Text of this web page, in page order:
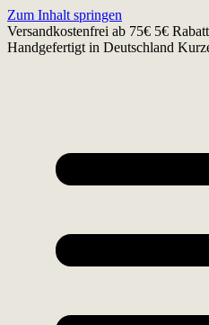
Zum Inhalt springen
Versandkostenfrei ab 75€ 5€
Handgefertigt in Deutschland